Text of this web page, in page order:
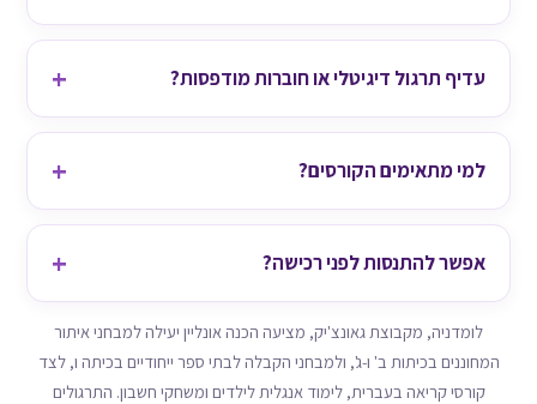
עדיף תרגול דיגיטלי או חוברות מודפסות?
למי מתאימים הקורסים?
אפשר להתנסות לפני רכישה?
לומדניה, מקבוצת גאונצ'יק, מציעה הכנה אונליין יעילה למבחני איתור
המחוננים בכיתות ב' ו-ג', ולמבחני הקבלה לבתי ספר ייחודיים בכיתה ו, לצד
קורסי קריאה בעברית, לימוד אנגלית לילדים ומשחקי חשבון. התרגולים